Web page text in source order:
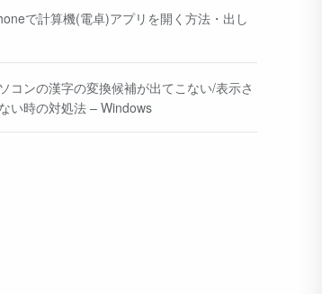
で計算機(電卓)アプリを開く方法・出し
コンの漢字の変換候補が出てこない/表示さ
い時の対処法 – Windows